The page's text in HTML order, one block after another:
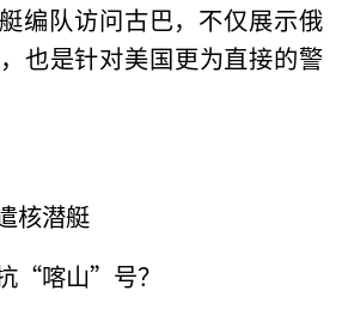
编队访问古巴，不仅展示俄
也是针对美国更为直接的警
核潜艇
“喀山”号？